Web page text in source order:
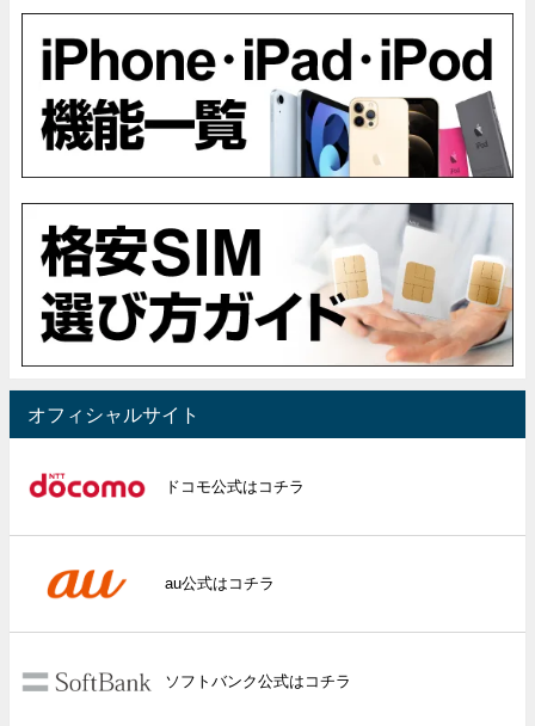
オフィシャルサイト
ドコモ公式はコチラ
au公式はコチラ
ソフトバンク公式はコチラ